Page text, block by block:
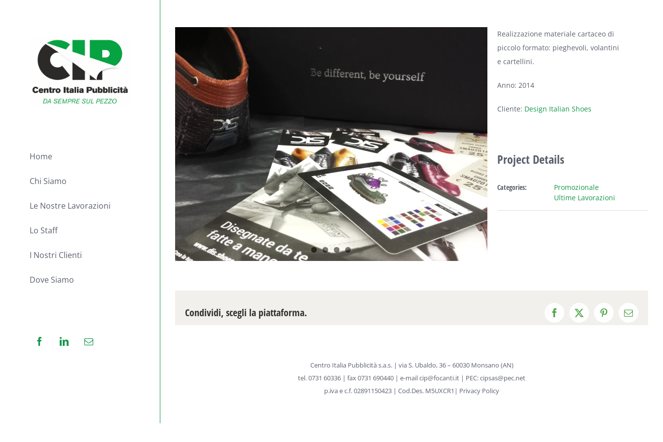
Home
Chi Siamo
Le Nostre Lavorazioni
Lo Staff
I Nostri Clienti
Dove Siamo
FacebookLinkedInEmail
Image
Realizzazione materiale cartaceo di
piccolo formato: pieghevoli, volantini
e cartellini.
Anno: 2014
Cliente: Design Italian Shoes
Project Details
Categories:
Promozionale
Ultime Lavorazioni
Condividi, scegli la piattaforma. Facebook
X PinterestEmail
Centro Italia Pubblicità s.a.s. | via S. Ubaldo, 36 – 60030 Monsano (AN)
tel.0731 60336 | fax 0731 690440 | e-mailcip@focanti.it | PEC:cipsas@pec.net
p.iva e c.f. 02891150423 | Cod.Des. M5UXCR1| Privacy Policy